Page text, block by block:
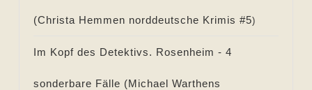
(Christa Hemmen norddeutsche Krimis #5)
Im Kopf des Detektivs. Rosenheim - 4
sonderbare Fälle (Michael Warthens